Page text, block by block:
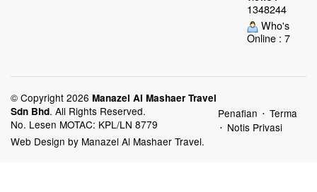
1348244
Who's
Online : 7
© Copyright 2026 Manazel Al Mashaer Travel
Sdn Bhd. All Rights Reserved.
No. Lesen MOTAC: KPL/LN 8779
Web Design by Manazel Al Mashaer Travel.
Penafian • Terma
• Notis Privasi